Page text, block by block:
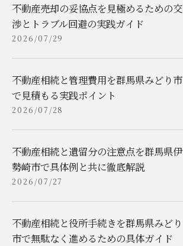
不動産売却の妥協点を見極めるための交
渉とトラブル回避の実践ガイド
2026/07/29
不動産相続と管理費用を群馬県みどり市
で見積もる実践ポイント
2026/07/28
不動産相続と遺留分の注意点を群馬県伊
勢崎市で具体例と共に徹底解説
2026/07/27
不動産相続と役所手続きを群馬県みどり
市で無駄なく進めるための具体ガイド